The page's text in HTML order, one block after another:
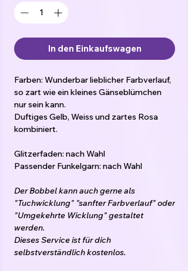
In den Einkaufswagen
Farben: Wunderbar lieblicher Farbverlauf,
so zart wie ein kleines Gänseblümchen
nur sein kann.
Duftiges Gelb, Weiss und zartes Rosa
kombiniert.
Glitzerfaden: nach Wahl
Passender Funkelgarn: nach Wahl
Der Bobbel kann auch gerne als
"Tuchwicklung" "sanfter Farbverlauf" oder
"Umgekehrte Wicklung" gestaltet
werden.
Dieses Service ist für dich
selbstverständlich kostenlos.